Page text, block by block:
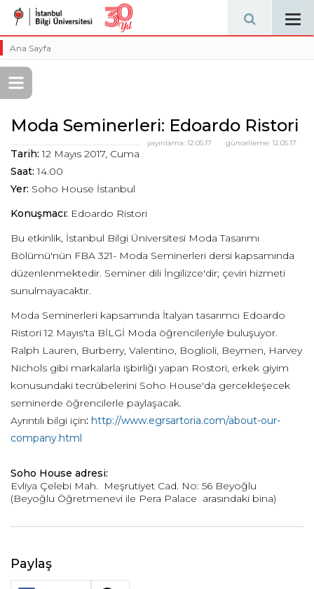
Ana Sayfa
Moda Seminerleri: Edoardo Ristori
güncelleme: 12.05.17
yayınlama: 12.05.17
Tarih: 12 Mayıs 2017, Cuma
Saat: 14.00
Yer: Soho House İstanbul
Konuşmacı: Edoardo Ristori
Bu etkinlik, İstanbul Bilgi Üniversitesi Moda Tasarımı
Bölümü'nün FBA 321- Moda Seminerleri dersi kapsamında
düzenlenmektedir. Seminer dili İngilizce'dir; çeviri hizmeti
sunulmayacaktır.
Moda Seminerleri kapsamında İtalyan tasarımcı Edoardo
Ristori 12 Mayıs'ta BİLGİ Moda öğrencileriyle buluşuyor.
Ralph Lauren, Burberry, Valentino, Boglioli, Beymen, Harvey
Nichols gibi markalarla işbirliği yapan Rostori, erkek giyim
konusundaki tecrübelerini Soho House'da gercekleşecek
seminerde öğrencilerle paylaşacak.
Ayrıntılı bilgi için: http://www.egrsartoria.com/about-our-
company.html
Soho House adresi:
Evliya Çelebi Mah. Meşrutiyet Cad. No: 56 Beyoğlu
(Beyoğlu Öğretmenevi ile Pera Palace arasındaki bina)
Paylaş